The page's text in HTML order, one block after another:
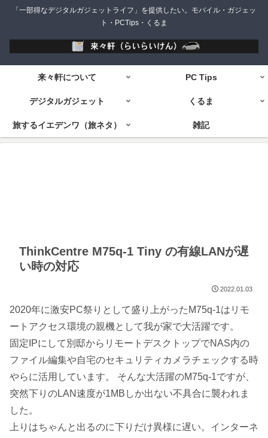
「一部得なデジタルガジェットライフ」を提供したい。モバイル・ガジェッ
ト・PCTips・くるま
来々軒について PC Tips
デジタルガジェット くるま
旅するイエデンワ（旅ネタ） 雑記
ThinkCentre M75q-1 Tiny の有線LANが遅
い時の対応
2022.01.03
2020年に激安PC祭りとして盛り上がったM75q-1はリモ
ートアクセス環境の親機として我が家で大活躍です。
固定IPにして別邸からリモートデスクトップでNAS内の
ファイル編集や自宅のセキュリティカメラチェックする時
やらに活用しています。 そんな大活躍のM75q-1ですが、
突然下りのLAN速度が1MBしか出ない不具合に襲われま
した。
上りはちゃんと出るのに下りだけ異様に遅い。インターネ